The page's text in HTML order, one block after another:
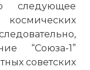
следующее
“Союза-1”
советских